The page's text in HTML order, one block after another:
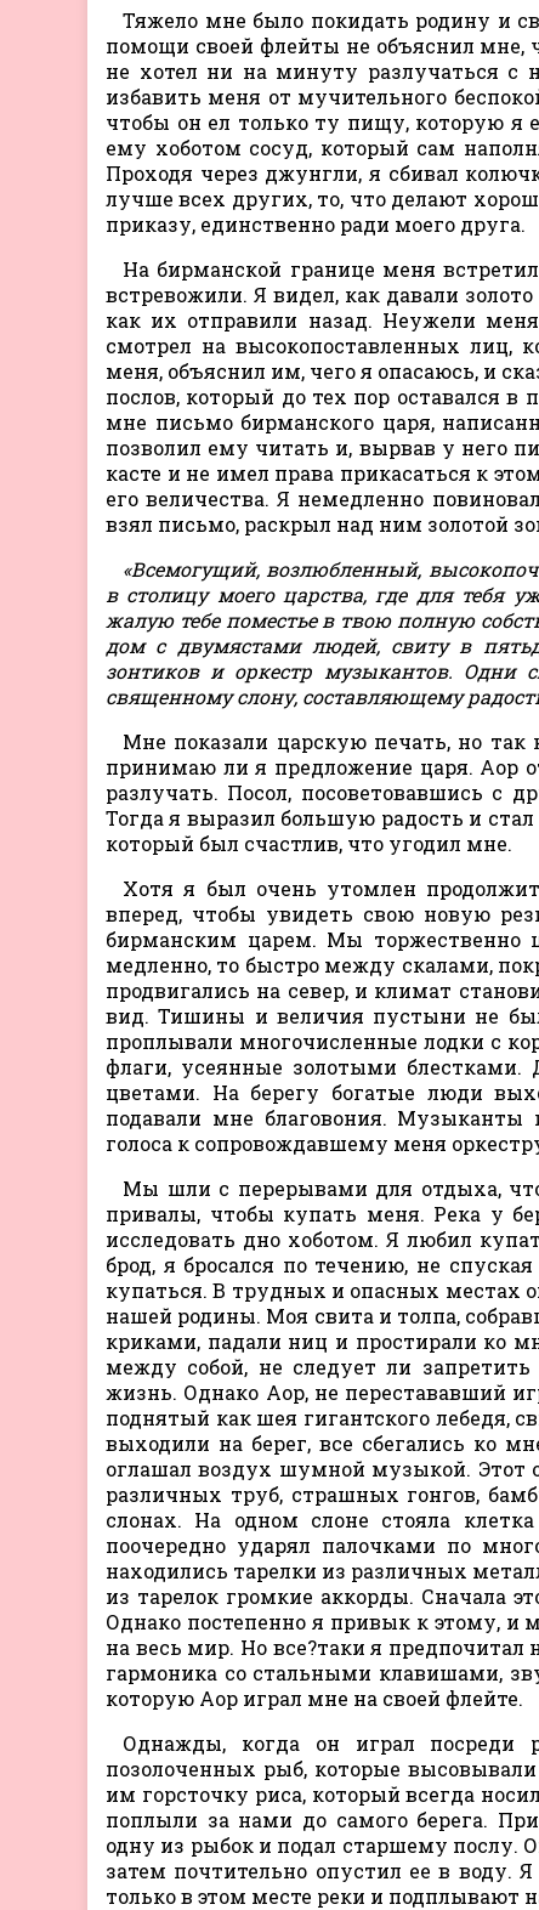
Тяжело мне было покидать родину и
помощи своей флейты не объяснил мне,
не хотел ни на минуту разлучаться
избавить меня от мучительного
чтобы он ел только ту пищу, которую я
ему хоботом сосуд, который сам
Проходя через джунгли, я сбивал
лучше всех других, то, что делают
приказу, единственно ради моего друга.
На бирманской границе меня
встревожили. Я видел, как давали
как их отправили назад. Неужели
смотрел на высокопоставленных лиц,
меня, объяснил им, чего я опасаюсь, и
послов, который до тех пор оставался
мне письмо бирманского царя,
позволил ему читать и, вырвав у него
касте и не имел права прикасаться к
его величества. Я немедленно
взял письмо, раскрыл над ним золотой
«Всемогущий, возлюбленный,
в столицу моего царства, где для тебя
жалую тебе поместье в твою полную
дом с двумястами людей, свиту в
зонтиков и оркестр музыкантов. Одни
священному слону, составляющему
Мне показали царскую печать, но так
принимаю ли я предложение царя. Аор
разлучать. Посол, посоветовавшись с
Тогда я выразил большую радость и
который был счастлив, что угодил мне.
Хотя я был очень утомлен
вперед, чтобы увидеть свою новую
бирманским царем. Мы торжественно
медленно, то быстро между скалами,
продвигались на север, и климат
вид. Тишины и величия пустыни не
проплывали многочисленные лодки с
флаги, усеянные золотыми
цветами. На берегу богатые люди
подавали мне благовония.
голоса к сопровождавшему меня
Мы шли с перерывами для отдыха,
привалы, чтобы купать меня. Река у
исследовать дно хоботом. Я любил
брод, я бросался по течению, не
купаться. В трудных и опасных местах
нашей родины. Моя свита и толпа,
криками, падали ниц и простирали ко
между собой, не следует ли
жизнь. Однако Аор, не перестававший
поднятый как шея гигантского лебедя,
выходили на берег, все сбегались ко
оглашал воздух шумной музыкой. Этот
различных труб, страшных гонгов,
слонах. На одном слоне стояла
поочередно ударял палочками по
находились тарелки из различных
из тарелок громкие аккорды. Сначала
Однако постепенно я привык к этому, и
на весь мир. Но все?таки я
гармоника со стальными клавишами,
которую Аор играл мне на своей флейте.
Однажды, когда он играл посреди
позолоченных рыб, которые
им горсточку риса, который всегда
поплыли за нами до самого берега.
одну из рыбок и подал старшему послу.
затем почтительно опустил ее в воду.
только в этом месте реки и подплывают